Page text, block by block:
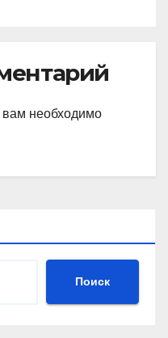
необходимо
Поиск